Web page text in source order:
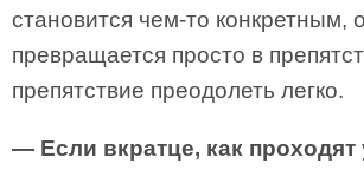
становится чем-то конкретным,
превращается просто в
препятствие преодолеть легко.
— Если вкратце, как проходят